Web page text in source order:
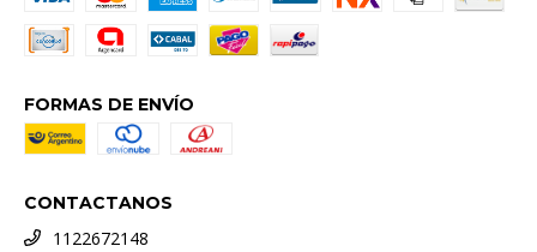
FORMAS DE ENVÍO
CONTACTANOS
1122672148